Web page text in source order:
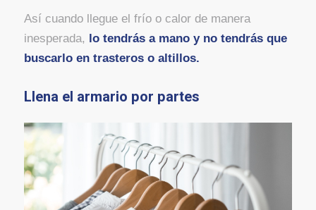
Así cuando llegue el frío o calor de manera
inesperada,
lo tendrás a mano y no tendrás que
buscarlo en trasteros o altillos.
Llena el armario por partes